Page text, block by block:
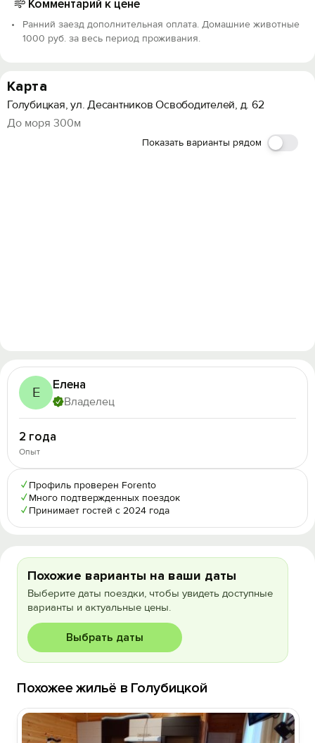
Комментарий к цене
Ранний заезд дополнительная оплата. Домашние животные
1000 руб. за весь период проживания.
Карта
Голубицкая, ул. Десантников Освободителей, д. 62
До моря 300м
Показать варианты рядом
Е Елена
Владелец
2 года
Опыт
✓ Профиль проверен Forento
✓ Много подтвержденных поездок
✓ Принимает гостей с 2024 года
Похожие варианты на ваши даты
Выберите даты поездки, чтобы увидеть доступные
варианты и актуальные цены.
Выбрать даты
Похожее жильё в Голубицкой